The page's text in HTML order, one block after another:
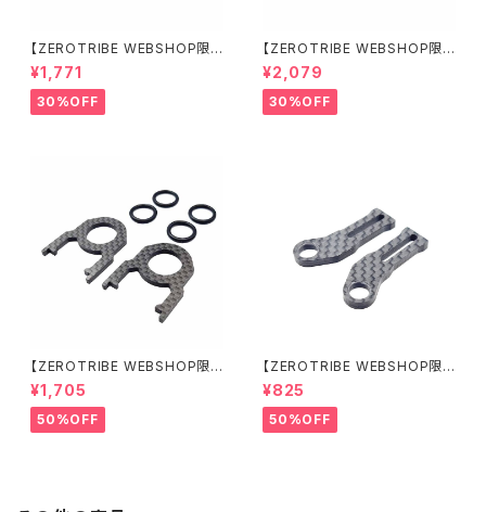
【ZEROTRIBE WEBSHOP限
定価格】RCM-X4-CSAF カ
ーボンフロントステアリングアー
ムセット XRAY X4用
¥1,771
30%OFF
【ZEROTRIBE WEBSHOP限
定価格】RCM-X4-FSM-F G
eoCarbon フローティングフロ
ントサーボマウント XRAY X4用
¥2,079
30%OFF
【ZEROTRIBE WEBSHOP限
定価格】RCM-BD11-TSE カ
ーボンツィーク スティックエンド
プレートセット YOKOMO BD11
用
¥1,705
50%OFF
【ZEROTRIBE WEBSHOP限
定価格】RCM-HRP-ZX-BD10
LCE Horizontalリアポストボ
ディマウンティングエクステンシ
ョンプレート Yokomo BD10L
¥825
50%OFF